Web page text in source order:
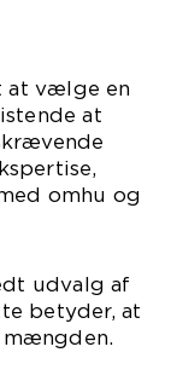
at vælge en
at
omhu og
udvalg af
betyder, at
mængden.